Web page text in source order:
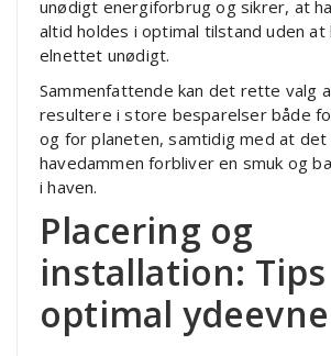
unødigt energiforbrug og sikrer, at
altid holdes i optimal tilstand uden at
elnettet unødigt.
Sammenfattende kan det rette valg
resultere i store besparelser både
og for planeten, samtidig med at
havedammen forbliver en smuk og
i haven.
Placering og
installation:
optimal ydeevne